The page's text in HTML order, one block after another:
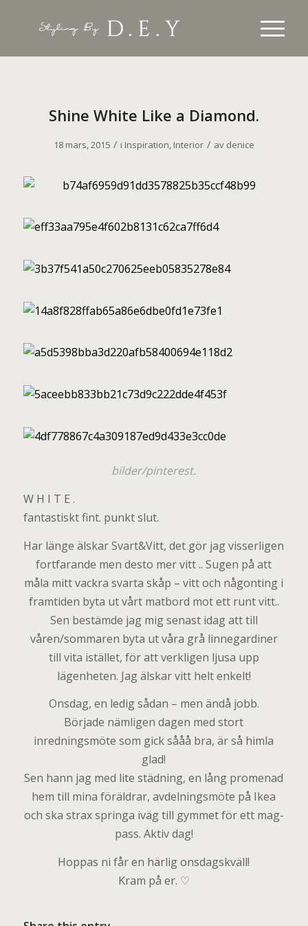
Shine White Like a Diamond.
18 mars, 2015 / i Inspiration, Interior / av denice
bilder/pinterest.
W H I T E .
fantastiskt fint. punkt slut.
Har länge älskar Svart&Vitt, det gör jag visserligen
fortfarande men desto mer vitt .. Sugen på att
måla mitt vackra svarta skåp – vitt och någonting i
framtiden byta ut vårt matbord mot ett runt vitt..
Sen bestämde jag mig senast idag att till
våren/sommaren byta ut våra grå linnegardiner
till vita istället, för att verkligen ljusa upp
lägenheten. Jag älskar vitt helt enkelt!
Onsdag, en ledig sådan – men ändå jobb.
Började nämligen dagen med stort
inredningsmöte som gick sååå bra, är så himla
glad!
Sen hann jag med lite städning, en lång promenad
hem till mina föräldrar, avdelningsmöte på Ikea
och ska strax springa iväg till gymmet för ett mag-
pass. Aktiv dag!
Hoppas ni får en härlig onsdagskväll!
Kram på er. ♡